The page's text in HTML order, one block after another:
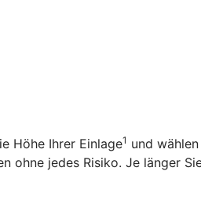
Höhe Ihrer Einlage1 und
jedes Risiko. Je länger